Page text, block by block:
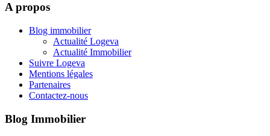
A propos
Blog immobilier
Actualité Logeva
Actualité Immobilier
Suivre Logeva
Mentions légales
Partenaires
Contactez-nous
Blog Immobilier